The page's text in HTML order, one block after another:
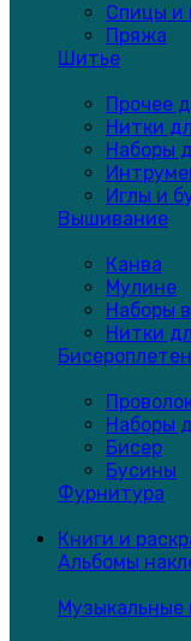
Спицы и
Пряжа
Шитье
Прочее
Нитки
Наборы
Иглы и
Вышивание
Канва
Мулине
Наборы
Нитки
Наборы
Бисер
Бусины
Фурнитура
Книги и
Альбомы
Музыкальные